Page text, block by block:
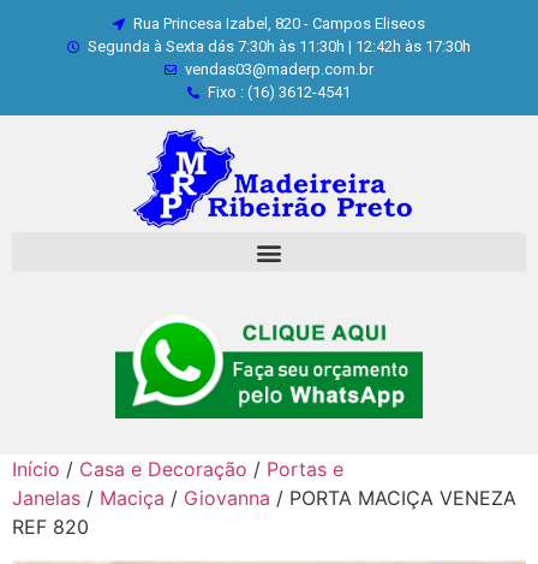
Rua Princesa Izabel, 820 - Campos Eliseos
Segunda à Sexta dás 7:30h às 11:30h | 12:42h às 17:30h
vendas03@maderp.com.br
Fixo : (16) 3612-4541
Início / Casa e Decoração / Portas e
Janelas / Maciça / Giovanna / PORTA MACIÇA VENEZA
REF 820